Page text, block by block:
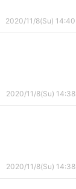
2020/11/8(Su) 14:40
2020/11/8(Su) 14:38
2020/11/8(Su) 14:38